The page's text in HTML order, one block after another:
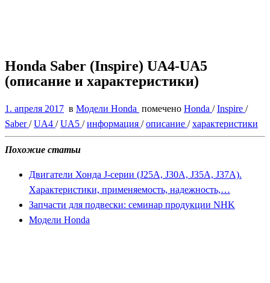
Honda Saber (Inspire) UA4-UA5
(описание и характеристики)
1. апреля 2017 в Модели Honda помечено Honda /Inspire /
Saber/UA4 /UA5 /информация /описание /характеристики
Похожие статьи
Двигатели Хонда J-серии (J25A, J30A, J35A, J37A).
Характеристики, применяемость, надежность,…
Запчасти для подвески: семинар продукции NHK
Модели Honda